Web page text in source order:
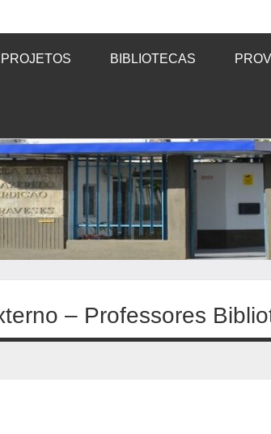
BIBLIOTECAS
– Professores